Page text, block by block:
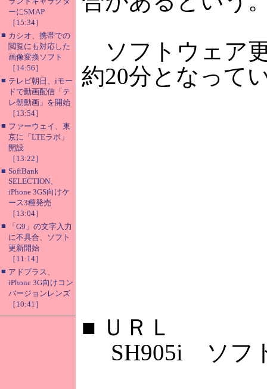
ーにSMAP
［15:34］
■ カシオ、携帯での
閲覧にも対応した
画像変換ソフト
［14:56］
■ テレビ朝日、iモー
ドで動画配信「テ
レ朝動画」を開始
［13:54］
■ ファーウェイ、東
京に「LTEラボ」
開設
［13:22］
■ SoftBank
SELECTION、
iPhone 3GS向けケ
ース3種発売
［13:04］
■
「G9」の文字入力
に不具合、ソフト
更新開始
［11:14］
■ アドプラス、
iPhone 3G向けコン
バージョンレンズ
［10:41］
ソフトウェア
約20分となって
■ ＵＲＬ
SH905i ソフ